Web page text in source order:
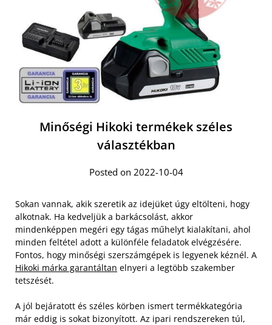
Minőségi Hikoki termékek széles
választékban
Posted on 2022-10-04
Sokan vannak, akik szeretik az idejüket úgy eltölteni, hogy
alkotnak. Ha kedveljük a barkácsolást, akkor
mindenképpen megéri egy tágas műhelyt kialakítani, ahol
minden feltétel adott a különféle feladatok elvégzésére.
Fontos, hogy minőségi szerszámgépek is legyenek kéznél. A
Hikoki márka garantáltan elnyeri a legtöbb szakember
tetszését.
A jól bejáratott és széles körben ismert termékkategória
már eddig is sokat bizonyított. Az ipari rendszereken túl,